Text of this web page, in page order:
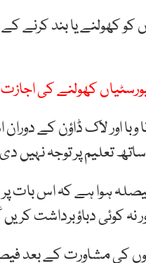
کو کھولنے یا بند
کھولنے کی اجازت
اور لاک ڈاؤن کے
تعلیم پر توجہ نہیں دی،
ہوا ہے کہ اس بات
نہ کوئی دباؤبرداشت